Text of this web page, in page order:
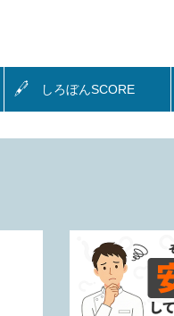
しろぼんSCORE